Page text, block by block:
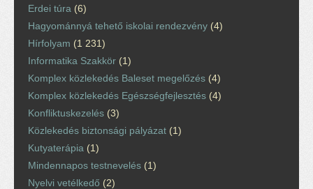
Erdei túra (6)
Hagyománnyá tehető iskolai rendezvény (4)
Hírfolyam (1 231)
Informatika Szakkör (1)
Komplex közlekedés Baleset megelőzés (4)
Komplex közlekedés Egészségfejlesztés (4)
Konfliktuskezelés (3)
Közlekedés biztonsági pályázat (1)
Kutyaterápia (1)
Mindennapos testnevelés (1)
Nyelvi vetélkedő (2)